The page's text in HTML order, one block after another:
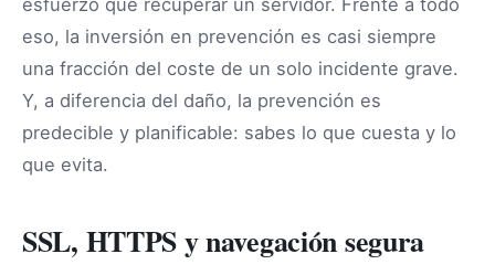
eso, la inversión en prevención es casi siempre
una fracción del coste de un solo incidente grave.
Y, a diferencia del daño, la prevención es
predecible y planificable: sabes lo que cuesta y lo
que evita.
SSL, HTTPS y navegación segura